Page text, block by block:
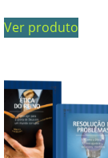
Ver produto